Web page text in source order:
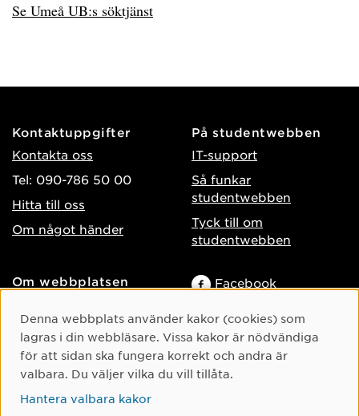
Se Umeå UB:s söktjänst
Kontaktuppgifter
Kontakta oss
Tel: 090-786 50 00
Hitta till oss
Om något händer
På studentwebben
IT-support
Så funkar
studentwebben
Tyck till om
studentwebben
Om webbplatsen
Behandling av
personuppgifter
Hantera kakor
Facebook
TikTok
Youtube
Cookie-samtycke
Denna webbplats använder kakor (cookies) som
lagras i din webbläsare. Vissa kakor är nödvändiga
för att sidan ska fungera korrekt och andra är
valbara. Du väljer vilka du vill tillåta.
Hantera valbara kakor